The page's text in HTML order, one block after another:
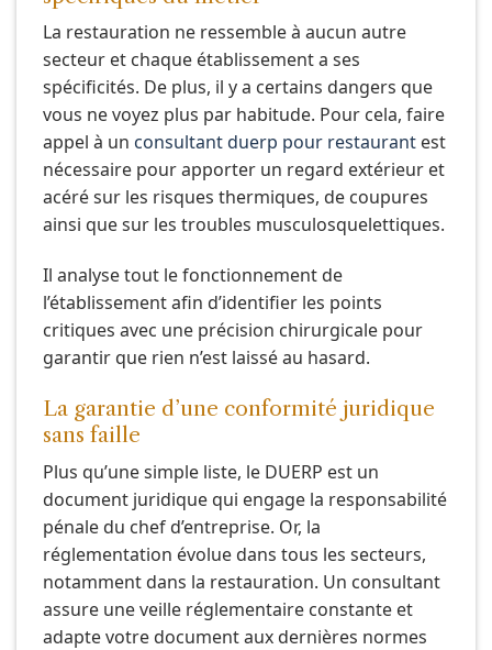
La restauration ne ressemble à aucun autre
secteur et chaque établissement a ses
spécificités. De plus, il y a certains dangers que
vous ne voyez plus par habitude. Pour cela, faire
appel à un consultant duerp pour restaurant est
nécessaire pour apporter un regard extérieur et
acéré sur les risques thermiques, de coupures
ainsi que sur les troubles musculosquelettiques.
Il analyse tout le fonctionnement de
l’établissement afin d’identifier les points
critiques avec une précision chirurgicale pour
garantir que rien n’est laissé au hasard.
La garantie d’une conformité juridique
sans faille
Plus qu’une simple liste, le DUERP est un
document juridique qui engage la responsabilité
pénale du chef d’entreprise. Or, la
réglementation évolue dans tous les secteurs,
notamment dans la restauration. Un consultant
assure une veille réglementaire constante et
adapte votre document aux dernières normes